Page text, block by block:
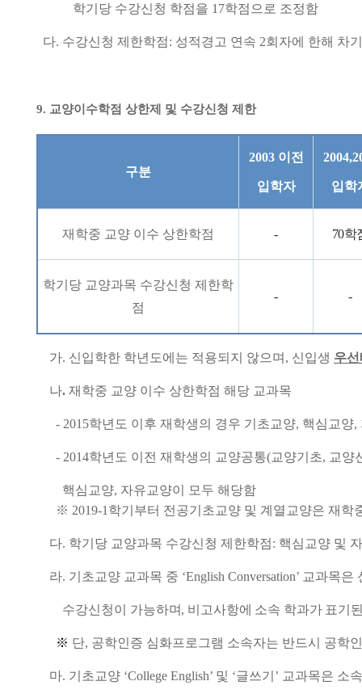
학기당 수강신청 학점을 17학점으로 조정함
다. 수강신청 제한학점: 성적경고 연속 2회자에 한해 차
9. 교양이수학점 상한제 및 수강신청 제한
구분
2003 이전
입학자 입학
재학중 교양 이수 상한학점 - 70학
학기당 교양과목 수강신청 제한학
점
- -
가. 신입학한 학년도에는 적용되지 않으며 , 신입생 우
나. 재학중 교양 이수 상한학점 해당 교과목
- 2015학년도 이후 재학생의 경우 기초교양, 핵심교양,
- 2014학년도 이전 재학생의 교양공통(교양기초, 교양
핵심교양, 자유교양이 모두 해당함
※ 2019-1 학기부터 전공기초교양 및 계열교양은 재학
다. 학기당 교양과목 수강신청 제한학점: 핵심교양 및
라. 기초교양 교과목 중 ‘English Conversation’ 교과목은
수강신청이 가능하며, 비고사항에 소속 학과가 표기
※ 단, 공학인증 심화프로그램 소속자는 반드시 공학
마. 기초교양 ‘College English’ 및 ‘글쓰기 ’ 교과목은 소